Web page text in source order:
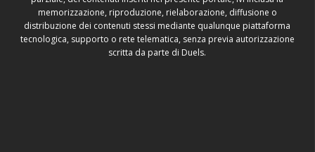
memorizzazione, riproduzione, rielaborazione, diffusione o
distribuzione dei contenuti stessi mediante qualunque piattaforma
tecnologica, supporto o rete telematica, senza previa autorizzazione
scritta da parte di Duels.